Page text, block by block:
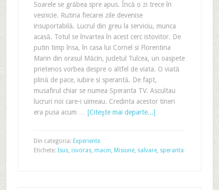
Soarele se grăbea spre apus. Încă o zi trece în
vesnicie. Rutina fiecarei zile devenise
insuportabilă. Lucrul din greu la serviciu, munca
acasă. Totul se învartea în acest cerc istovitor. De
putin timp însa, în casa lui Cornel si Florentina
Marin din orasul Măcin, judetul Tulcea, un oaspete
prietenos vorbea despre o altfel de viata. O viată
plină de pace, iubire si sperantă. De fapt,
musafirul chiar se numea Speranta TV. Ascultau
lucruri noi care-i uimeau. Credinta acestor tineri
era pusa acum … [Citeşte mai departe...]
Din categoria: Experiente
Etichete: Isus, isvoras, macin, Misiune, salvare, speranta